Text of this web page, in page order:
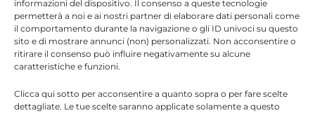
informazioni del dispositivo. Il consenso a queste tecnologie
permetterà a noi e ai nostri partner di elaborare dati personali come
il comportamento durante la navigazione o gli ID univoci su questo
sito e di mostrare annunci (non) personalizzati. Non acconsentire o
ritirare il consenso può influire negativamente su alcune
caratteristiche e funzioni.
Clicca qui sotto per acconsentire a quanto sopra o per fare scelte
dettagliate. Le tue scelte saranno applicate solamente a questo
Email*
Sito web